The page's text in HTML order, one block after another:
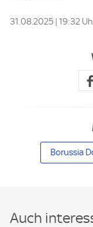
31.08.2025 | 19:32
Borussia
Auch